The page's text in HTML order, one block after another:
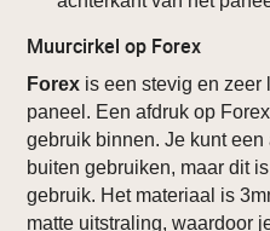
Muurcirkel op Forex
Forex is een stevig en zeer
paneel. Een afdruk op
gebruik binnen. Je kunt
buiten gebruiken, maar dit
gebruik. Het materiaal is
matte uitstraling, waardoor